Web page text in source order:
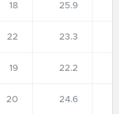
18 25.9
22 23.3
19 22.2
20 24.6